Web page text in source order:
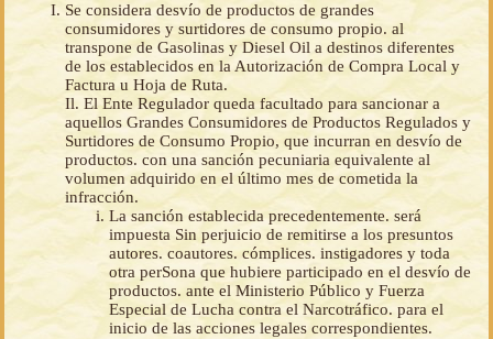
Se considera desvío de productos de grandes
consumidores y surtidores de consumo propio. al
transpone de Gasolinas y Diesel Oil a destinos diferentes
de los establecidos en la Autorización de Compra Local y
Factura u Hoja de Ruta.
Il. El Ente Regulador queda facultado para sancionar a
aquellos Grandes Consumidores de Productos Regulados y
Surtidores de Consumo Propio, que incurran en desvío de
productos. con una sanción pecuniaria equivalente al
volumen adquirido en el último mes de cometida la
infracción.
La sanción establecida precedentemente. será
impuesta Sin perjuicio de remitirse a los presuntos
autores. coautores. cómplices. instigadores y toda
otra perSona que hubiere participado en el desvío de
productos. ante el Ministerio Público y Fuerza
Especial de Lucha contra el Narcotráfico. para el
inicio de las acciones legales correspondientes.